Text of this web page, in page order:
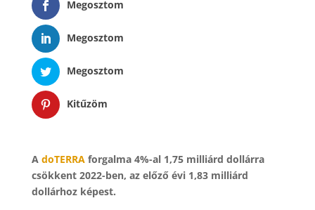
Megosztom
Megosztom
Megosztom
Kitűzöm
A doTERRAforgalma 4%-al 1,75 milliárd dollárra
csökkent 2022-ben, az előző évi 1,83 milliárd
dollárhoz képest.